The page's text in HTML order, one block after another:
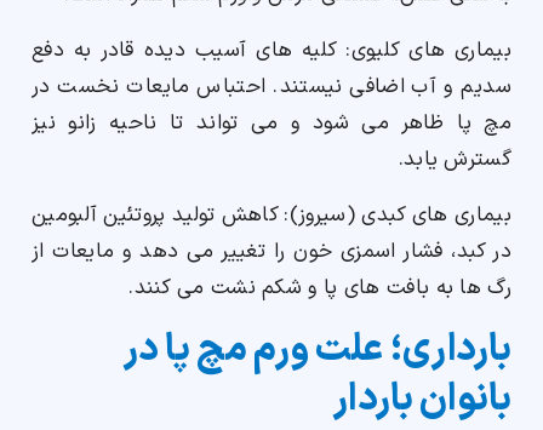
بیماری های کلیوی: کلیه های آسیب دیده قادر به دفع
سدیم و آب اضافی نیستند. احتباس مایعات نخست در
مچ پا ظاهر می شود و می تواند تا ناحیه زانو نیز
گسترش یابد.
بیماری های کبدی (سیروز): کاهش تولید پروتئین آلبومین
در کبد، فشار اسمزی خون را تغییر می دهد و مایعات از
رگ ها به بافت های پا و شکم نشت می کنند.
بارداری؛ علت ورم مچ پا در
بانوان باردار